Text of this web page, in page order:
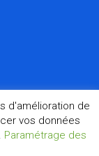
depuis
d'amélioration de
vos données
Paramétrage des